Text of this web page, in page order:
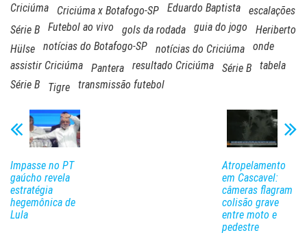
Criciúma
Criciúma x Botafogo-SP Eduardo Baptista
escalações
Série B
Futebol ao vivo gols da rodada guia do jogo
Heriberto
Hülse
notícias do Botafogo-SP notícias do Criciúma
onde
assistir Criciúma
Pantera resultado Criciúma Série B
tabela
Série B
Tigre transmissão futebol
Impasse no PT
gaúcho revela
estratégia
hegemônica de
Lula
Atropelamento
em Cascavel:
câmeras flagram
colisão grave
entre moto e
pedestre